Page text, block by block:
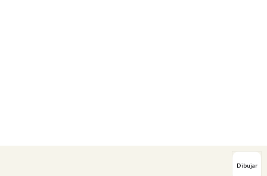
Dibujar